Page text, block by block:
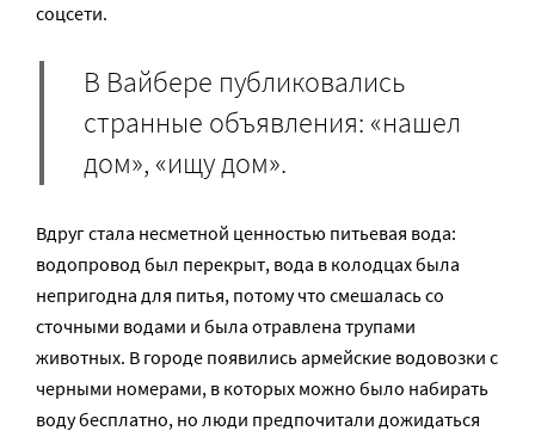
соцсети.
В Вайбере публиковались
странные объявления: «нашел
дом», «ищу дом».
Вдруг стала несметной ценностью питьевая вода:
водопровод был перекрыт, вода в колодцах была
непригодна для питья, потому что смешалась со
сточными водами и была отравлена трупами
животных. В городе появились армейские водовозки с
черными номерами, в которых можно было набирать
воду бесплатно, но люди предпочитали дожидаться